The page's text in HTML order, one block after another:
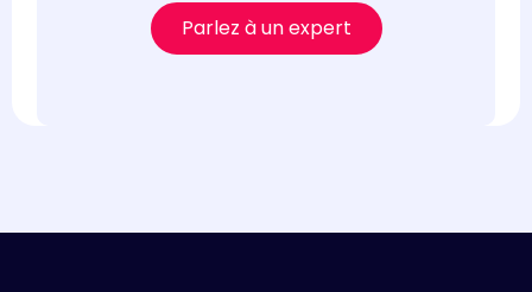
Parlez à un expert